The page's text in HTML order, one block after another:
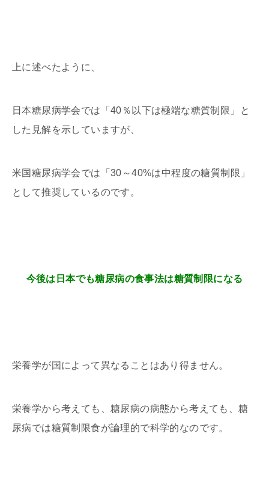
上に述べたように、
日本糖尿病学会では「40％以下は極端な糖質制限」と
した見解を示していますが、
米国糖尿病学会では「30～40%は中程度の糖質制限」
として推奨しているのです。
今後は日本でも糖尿病の食事法は糖質制限になる
栄養学が国によって異なることはあり得ません。
栄養学から考えても、糖尿病の病態から考えても、糖
尿病では糖質制限食が論理的で科学的なのです。